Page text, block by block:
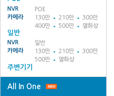
NVR
POE
카메라
130만 210만
300만
400만
500만 열화상
일반
NVR
일반
카메라
130만 210만
300만
500만
열화상
주변기기
All In One